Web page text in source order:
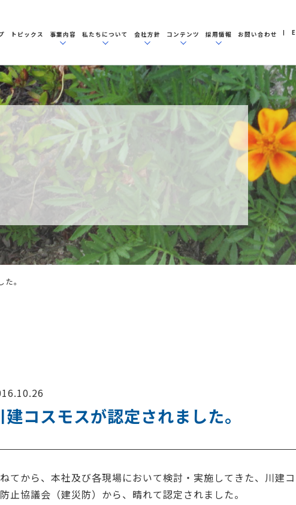
トピックス 事業内容 私たちについて 会社方針 コンテンツ 採用情報 お問い合わせ
。
建コスモスが認定されました。
てから、本社及び各現場において検討・実施してきた、川建
止協議会（建災防）から、晴れて認定されました。